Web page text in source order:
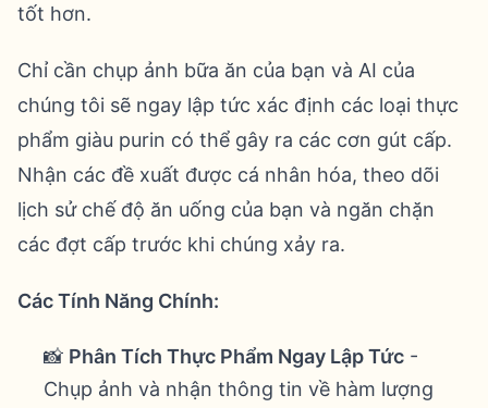
tốt hơn.
Chỉ cần chụp ảnh bữa ăn của bạn và AI của
chúng tôi sẽ ngay lập tức xác định các loại thực
phẩm giàu purin có thể gây ra các cơn gút cấp.
Nhận các đề xuất được cá nhân hóa, theo dõi
lịch sử chế độ ăn uống của bạn và ngăn chặn
các đợt cấp trước khi chúng xảy ra.
Các Tính Năng Chính:
📸 Phân Tích Thực Phẩm Ngay Lập Tức -
Chụp ảnh và nhận thông tin về hàm lượng